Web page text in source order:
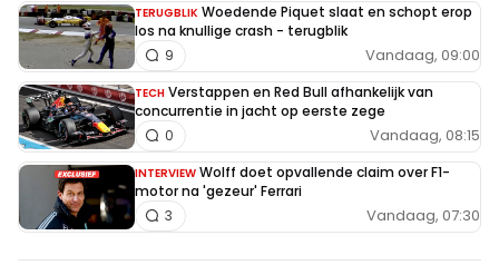
TERUGBLIK Woedende Piquet slaat en schopt erop
los na knullige crash - terugblik
Vandaag, 09:00
9
TECH Verstappen en Red Bull afhankelijk van
concurrentie in jacht op eerste zege
Vandaag, 08:15
0
INTERVIEW Wolff doet opvallende claim over F1-
motor na 'gezeur' Ferrari
Vandaag, 07:30
3